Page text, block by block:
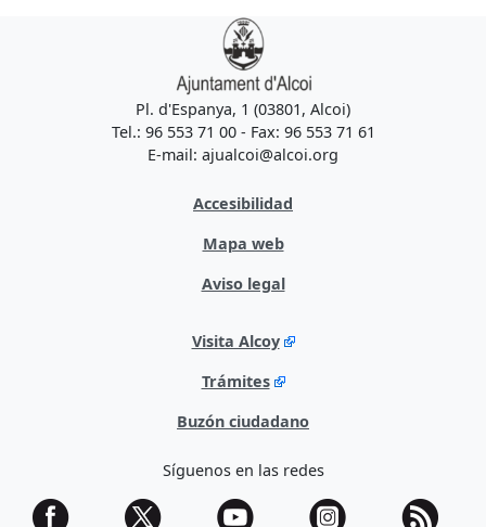
Pl. d'Espanya, 1 (03801, Alcoi)
Tel.: 96 553 71 00 - Fax: 96 553 71 61
E-mail: ajualcoi@alcoi.org
Accesibilidad
Mapa web
Aviso legal
Visita Alcoy
Trámites
Buzón ciudadano
Síguenos en las redes